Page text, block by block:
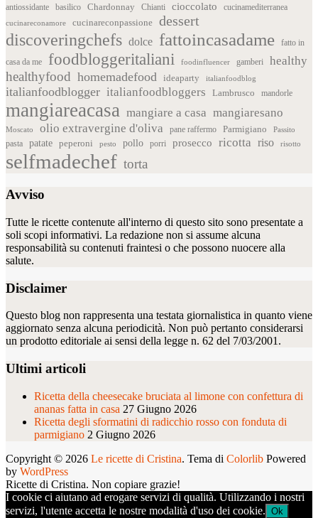
antiossidante basilico Chardonnay Chianti cioccolato cucinamediterranea
cucinareconamore cucinareconpassione dessert
discoveringchefs dolce fattoincasadame
fatto in
casa da me
foodbloggeritaliani foodinfluencer gamberi healthy
healthyfood homemadefood ideaparty italianfoodblog
italianfoodblogger italianfoodbloggers Lambrusco mandorle
mangiareacasa mangiare a casa mangiaresano
Moscato olio extravergine d'oliva pane raffermo Parmigiano Passito
pasta patate peperoni pesto pollo porri prosecco ricotta riso risotto
selfmadechef torta
Avviso
Tutte le ricette contenute all'interno di questo sito sono presentate a
soli scopi informativi. La redazione non si assume alcuna
responsabilità su contenuti fraintesi o che possono nuocere alla
salute.
Disclaimer
Questo blog non rappresenta una testata giornalistica in quanto viene
aggiornato senza alcuna periodicità. Non può pertanto considerarsi
un prodotto editoriale ai sensi della legge n. 62 del 7/03/2001.
Ultimi articoli
Ricetta della cheesecake bruciata al limone con confettura di
ananas fatta in casa 27 Giugno 2026
Ricetta degli sformatini di radicchio rosso con fonduta di
parmigiano 2 Giugno 2026
Copyright © 2026 Le ricette di Cristina. Tema di Colorlib Powered
by WordPress
Ricette di Cristina. Non copiare grazie!
I cookie ci aiutano ad erogare servizi di qualità. Utilizzando i nostri
servizi, l'utente accetta le nostre modalità d'uso dei cookie. Ok